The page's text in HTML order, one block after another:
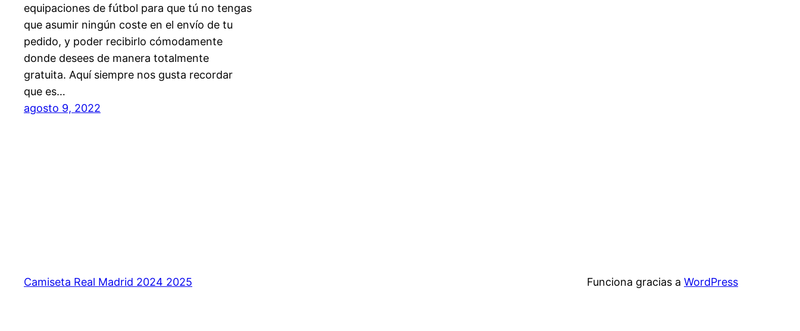
equipaciones de fútbol para que tú no tengas
que asumir ningún coste en el envío de tu
pedido, y poder recibirlo cómodamente
donde desees de manera totalmente
gratuita. Aquí siempre nos gusta recordar
que es…
agosto 9, 2022
Camiseta Real Madrid 2024 2025 Funciona gracias a WordPress